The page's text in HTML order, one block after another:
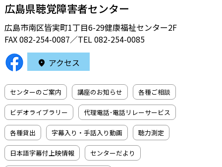
広島県聴覚障害者センター
広島市南区皆実町1丁目6-29健康福祉センター2F
FAX 082-254-0087／TEL082-254-0085
アクセス
センターのご案内 講座のお知らせ 各種ご相談
ビデオライブラリー 代理電話･電話リレーサービス
各種貸出 字幕入り・手話入り動画 聴力測定
日本語字幕付上映情報 センターだより